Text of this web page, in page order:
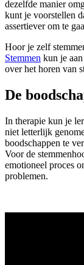
dezelfde manier
kunt je voorstellen
assertiever om te
Hoor je zelf
Stemmen kun je
over het horen van
De
In therapie kun je
niet letterlijk
boodschappen te
Voor de
emotioneel proces
problemen.